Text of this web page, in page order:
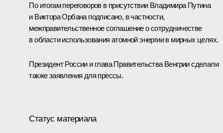
По итогам переговоров в присутствии Владимира Путина
и Виктора Орбана подписано, в частности,
межправительственное соглашение о сотрудничестве
в области использования атомной энергии в мирных целях.
Президент России и глава Правительства Венгрии сделали
также заявления для прессы.
Статус материала